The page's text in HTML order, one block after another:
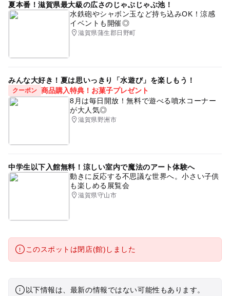
夏本番！滋賀県最大級の広さのじゃぶじゃぶ池！
水鉄砲やシャボン玉など持ち込みOK！涼感
イベントも開催◎
滋賀県蒲生郡日野町
みんな大好き！夏は思いっきり「水遊び」を楽しもう！
クーポン 商品購入特典！お菓子プレゼント
8月は毎日開放！無料で遊べる噴水コーナー
が大人気◎
滋賀県野洲市
中学生以下入館無料！涼しい室内で魔法のアート体験へ
動きに反応する不思議な世界へ。小さい子供
も楽しめる展覧会
滋賀県守山市
このスポットは閉店(館)しました
以下情報は、最新の情報ではない可能性もあります。